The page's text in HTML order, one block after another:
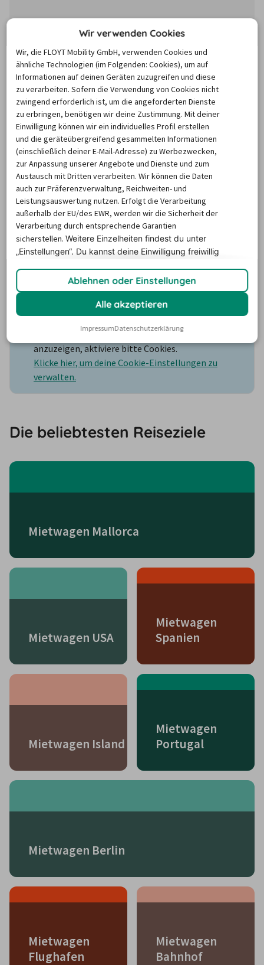
Die Preise basieren auf dem Minimum Median-Suchpreis für die
nächsten 12 Monate und können für neue Suchanfragen variieren.
MIETWAGEN ABHOLSTATIONEN
Wo befinden sich die Mietwagen-
Stationen in Braşov?
Ob am Flughafen, Bahnhof oder in der Nähe der
Unterkunft: Der billiger-mietwagen.de Abhol-Atlas zeigt
alle nahegelegenen Autovermietungen und
Rückgabestationen in Braşov. Für Städtetrips,
Landpartien…und mehr Flexibilität im Urlaub! Na, wo
soll der Roadtrip starten?
Um die Karte und die Stationsinformationen
anzuzeigen, aktiviere bitte Cookies.
Klicke hier, um deine Cookie-Einstellungen zu
verwalten.
Die beliebtesten Reiseziele
Mietwagen Mallorca
Mietwagen USA
Mietwagen
Spanien
Mietwagen Island
Mietwagen
Portugal
Mietwagen Berlin
Mietwagen
Flughafen
Mietwagen
Bahnhof
Wir verwenden Cookies
Wir, die FLOYT Mobility GmbH, verwenden Cookies und
ähnliche Technologien (im Folgenden: Cookies), um auf
Informationen auf deinen Geräten zuzugreifen und diese
zu verarbeiten. Sofern die Verwendung von Cookies nicht
zwingend erforderlich ist, um die angeforderten Dienste
zu erbringen, benötigen wir deine Zustimmung. Mit deiner
Einwilligung können wir ein individuelles Profil erstellen
und die geräteübergreifend gesammelten Informationen
(einschließlich deiner E-Mail-Adresse) zu Werbezwecken,
zur Anpassung unserer Angebote und Dienste und zum
Austausch mit Dritten verarbeiten. Wir können die Daten
auch zur Präferenzverwaltung, Reichweiten- und
Leistungsauswertung nutzen. Erfolgt die Verarbeitung
außerhalb der EU/des EWR, werden wir die Sicherheit der
Verarbeitung durch entsprechende Garantien
sicherstellen.Weitere Einzelheiten findest du unter
„Einstellungen“. Du kannst deine Einwilligung freiwillig
Ablehnen oder Einstellungen
Alle akzeptieren
ImpressumDatenschutzerklärung